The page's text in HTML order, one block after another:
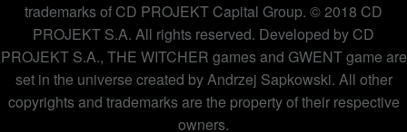
trademarks of CD PROJEKT Capital Group. © 2018 CD
PROJEKT S.A. All rights reserved. Developed by CD
PROJEKT S.A., THE WITCHER games and GWENT game are
set in the universe created by Andrzej Sapkowski. All other
copyrights and trademarks are the property of their respective
owners.